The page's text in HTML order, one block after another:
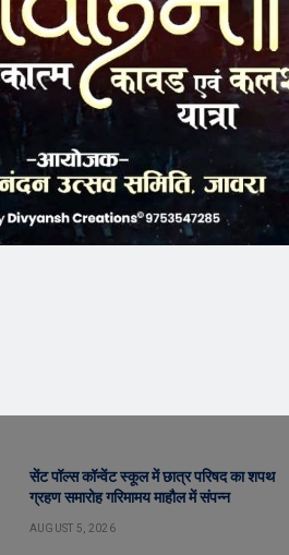
सेंट पॉल्स कॉन्वेंट स्कूल में छात्र परिषद का शपथ
ग्रहण समारोह गरिमामय माहौल में संपन्न
AUGUST 5, 2026